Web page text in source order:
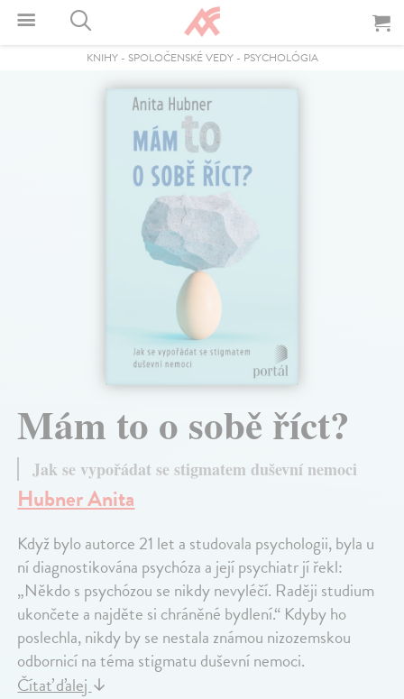
KNIHY- SPOLOČENSKÉ VEDY- PSYCHOLÓGIA
Mám to o sobě říct?
Jak se vypořádat se stigmatem duševní nemoci
Hubner Anita
Když bylo autorce 21 let a studovala psychologii, byla u
ní diagnostikována psychóza a její psychiatr jí řekl:
„Někdo s psychózou se nikdy nevyléčí. Raději studium
ukončete a najděte si chráněné bydlení.“ Kdyby ho
poslechla, nikdy by se nestala známou nizozemskou
odbornicí na téma stigmatu duševní nemoci.
Čítať ďalej ↓